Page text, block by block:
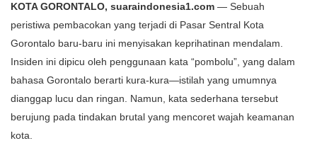
KOTA GORONTALO, suaraindonesia1.com — Sebuah
peristiwa pembacokan yang terjadi di Pasar Sentral Kota
Gorontalo baru-baru ini menyisakan keprihatinan mendalam.
Insiden ini dipicu oleh penggunaan kata “pombolu”, yang dalam
bahasa Gorontalo berarti kura-kura—istilah yang umumnya
dianggap lucu dan ringan. Namun, kata sederhana tersebut
berujung pada tindakan brutal yang mencoret wajah keamanan
kota.